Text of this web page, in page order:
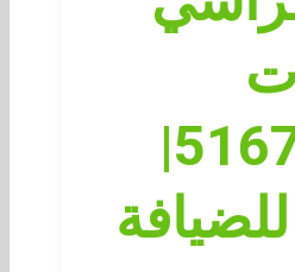
|51678199|
للضيافة